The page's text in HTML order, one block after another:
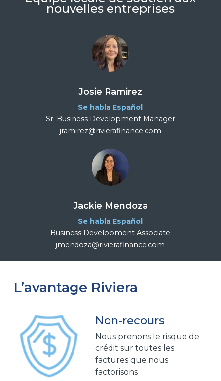
nouvelles entreprises
Josie Ramirez
Se habla Español
Sr. Business Development Manager
jramirez@rivierafinance.com
Jackie Mendoza
Se habla Español
Business Development Associate
jmendoza@rivierafinance.com
L’avantage Riviera
Non-recours
Nous prenons le risque de
crédit sur toutes les
factures que nous
factorisons